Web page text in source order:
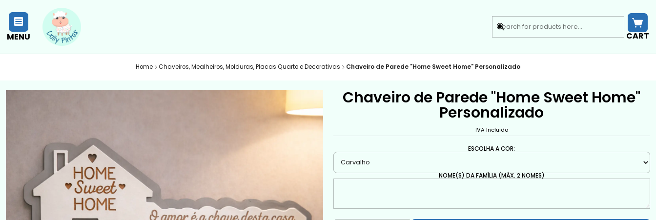
MENU CART
Home Chaveiros, Mealheiros, Molduras, Placas Quarto e Decorativas Chaveiro de Parede "Home Sweet Home" Personalizado
Chaveiro de Parede "Home Sweet Home"
Personalizado
IVA Incluido
ESCOLHA A COR:
NOME(S) DA FAMÍLIA (MÁX. 2 NOMES)